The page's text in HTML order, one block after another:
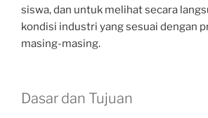
siswa, dan untuk melihat secara
kondisi industri yang sesuai dengan
masing-masing.
Dasar dan Tujuan